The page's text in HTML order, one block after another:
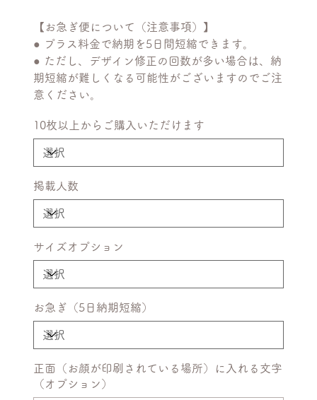
【お急ぎ便について（注意事項）】
● プラス料金で納期を5日間短縮できます。
● ただし、デザイン修正の回数が多い場合は、納
期短縮が難しくなる可能性がございますのでご注
意ください。
10枚以上からご購入いただけます
掲載人数
サイズオプション
お急ぎ（5日納期短縮）
正面（お顔が印刷されている場所）に入れる文字
（オプション）